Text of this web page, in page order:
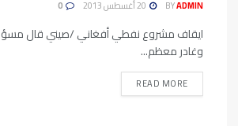
BYADMIN
ايقاف مشروع نفطي أفغاني /صيني قال
وغادر معظم...
READ MORE